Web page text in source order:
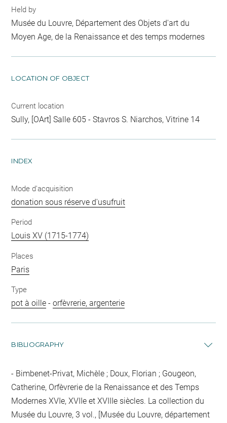
Held by
Musée du Louvre, Département des Objets d'art du
Moyen Age, de la Renaissance et des temps modernes
LOCATION OF OBJECT
Current location
Sully, [OArt] Salle 605 - Stavros S. Niarchos, Vitrine 14
INDEX
Mode d'acquisition
donation sous réserve d'usufruit
Period
Louis XV (1715-1774)
Places
Paris
Type
pot à oille -orfèvrerie, argenterie
BIBLIOGRAPHY
Bimbenet-Privat, Michèle ; Doux, Florian ; Gougeon,
Catherine, Orfèvrerie de la Renaissance et des Temps
Modernes XVIe, XVIIe et XVIIIe siècles. La collection du
Musée du Louvre, 3 vol., [Musée du Louvre, département